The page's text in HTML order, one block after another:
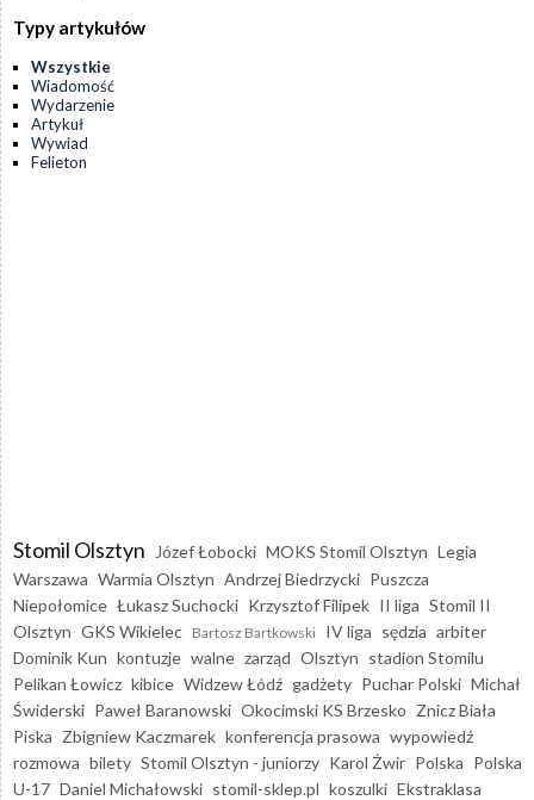
Typy artykułów
Wszystkie
Wiadomość
Wydarzenie
Artykuł
Wywiad
Felieton
Stomil Olsztyn Józef Łobocki MOKS Stomil Olsztyn Legia
Warszawa Warmia Olsztyn Andrzej Biedrzycki Puszcza
Niepołomice Łukasz Suchocki Krzysztof Filipek II liga Stomil II
Olsztyn GKS Wikielec Bartosz Bartkowski IV liga sędzia arbiter
Dominik Kun kontuzje walne zarząd Olsztyn stadion Stomilu
Pelikan Łowicz kibice Widzew Łódź gadżety Puchar Polski Michał
Świderski Paweł Baranowski Okocimski KS Brzesko Znicz Biała
Piska Zbigniew Kaczmarek konferencja prasowa wypowiedź
rozmowa bilety Stomil Olsztyn - juniorzy Karol Żwir Polska Polska
U-17 Daniel Michałowski stomil-sklep.pl koszulki Ekstraklasa